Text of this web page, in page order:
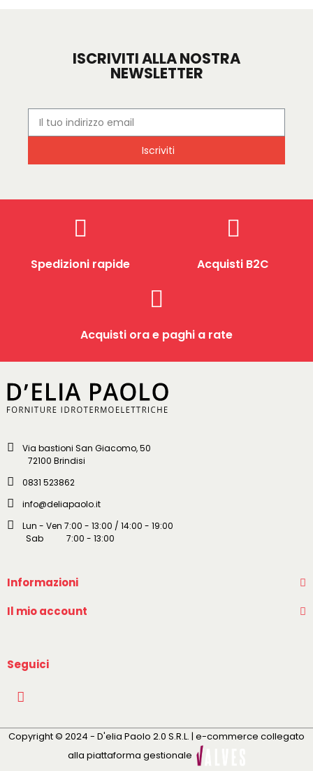
ISCRIVITI ALLA NOSTRA
NEWSLETTER
Iscriviti
Spedizioni rapide Acquisti B2C
Acquisti ora e paghi a rate
Via bastioni San Giacomo, 50
72100 Brindisi
0831 523862
info@deliapaolo.it
Lun - Ven 7:00 - 13:00 / 14:00 - 19:00
Sab 7:00 - 13:00
Informazioni
Il mio account
Seguici
Copyright © 2024 - D'elia Paolo 2.0 S.R.L. | e-commerce collegato
alla piattaforma gestionale